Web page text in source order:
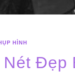
HÌNH
Đẹp